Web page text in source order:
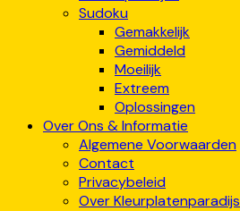
Sudoku
Gemakkelijk
Gemiddeld
Moeilijk
Extreem
Oplossingen
Over Ons & Informatie
Algemene Voorwaarden
Contact
Privacybeleid
Over Kleurplatenparadijs